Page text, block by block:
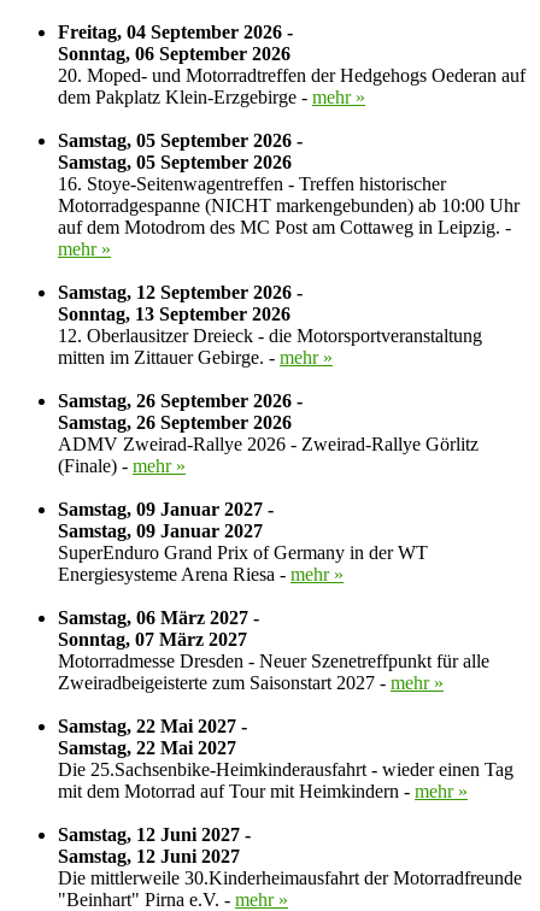
Freitag, 04 September 2026 -
Sonntag, 06 September 2026
20. Moped- und Motorradtreffen der Hedgehogs Oederan auf
dem Pakplatz Klein-Erzgebirge - mehr »
Samstag, 05 September 2026 -
Samstag, 05 September 2026
16. Stoye-Seitenwagentreffen - Treffen historischer
Motorradgespanne (NICHT markengebunden) ab 10:00 Uhr
auf dem Motodrom des MC Post am Cottaweg in Leipzig. -
mehr »
Samstag, 12 September 2026 -
Sonntag, 13 September 2026
12. Oberlausitzer Dreieck - die Motorsportveranstaltung
mitten im Zittauer Gebirge. - mehr »
Samstag, 26 September 2026 -
Samstag, 26 September 2026
ADMV Zweirad-Rallye 2026 - Zweirad-Rallye Görlitz
(Finale) - mehr »
Samstag, 09 Januar 2027 -
Samstag, 09 Januar 2027
SuperEnduro Grand Prix of Germany in der WT
Energiesysteme Arena Riesa - mehr »
Samstag, 06 März 2027 -
Sonntag, 07 März 2027
Motorradmesse Dresden - Neuer Szenetreffpunkt für alle
Zweiradbeigeisterte zum Saisonstart 2027 - mehr »
Samstag, 22 Mai 2027 -
Samstag, 22 Mai 2027
Die 25.Sachsenbike-Heimkinderausfahrt - wieder einen Tag
mit dem Motorrad auf Tour mit Heimkindern - mehr »
Samstag, 12 Juni 2027 -
Samstag, 12 Juni 2027
Die mittlerweile 30.Kinderheimausfahrt der Motorradfreunde
"Beinhart" Pirna e.V. - mehr »